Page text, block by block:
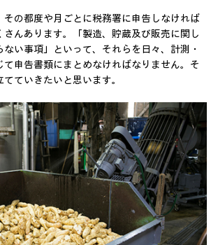
その都度や月ごとに税務署に申告しなければ
さんあります。「製造、貯蔵及び販売に関し
い事項」といって、それらを日々、計測・
申告書類にまとめなければなりません。そ
ていきたいと思います。